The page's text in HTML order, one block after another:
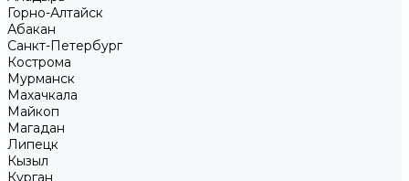
Горно-Алтайск
Абакан
Санкт-Петербург
Кострома
Мурманск
Махачкала
Майкоп
Магадан
Липецк
Кызыл
Курган